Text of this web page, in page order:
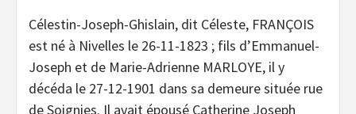
Célestin-Joseph-Ghislain, dit Céleste, FRANÇOIS
est né à Nivelles le 26-11-1823 ; fils d’Emmanuel-
Joseph et de Marie-Adrienne MARLOYE, il y
décéda le 27-12-1901 dans sa demeure située rue
de Soignies. Il avait épousé Catherine Joseph